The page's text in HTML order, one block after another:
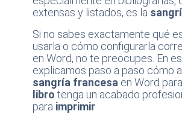
extensas y listados, es la
Si no sabes exactamente qué
usarla o cómo configurarla
en Word, no te preocupes. En
explicamos paso a paso cómo
sangría francesaen Word
libro tenga un acabado
para imprimir.